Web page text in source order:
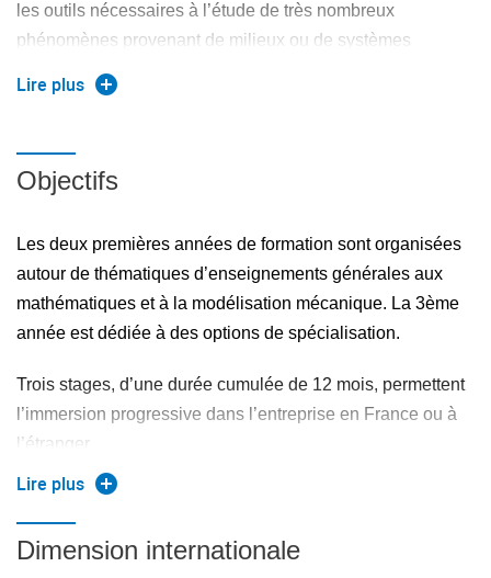
les outils nécessaires à l’étude de très nombreux
phénomènes provenant de milieux ou de systèmes
complexes. Il en maîtrise l’usage car il possède une bonne
compréhension des phénomènes physiques et
En intégrant le département Mathématique et Mécanique,
reconnue et recherchée par les entreprises. Ses
enseignements balaient de larges domaines d'expertise tout
en dispensant en détail des compétences de pointe. Nous
savons aujourd'hui prendre les commandes d'une chaîne de
problèmes physiques à la simulation numérique appliquée à
la mécanique, les ingénieurs MATMECA s'adaptent avec
aisance à n'importe quelle problématique. En évoluant à la
fois en contexte de recherche fondamentale ou en
rigueur et créativité afin d'être capables de relever les défis
scientifiques de demain !
Lire plus
Objectifs
Les deux premières années de formation sont organisées
autour de thématiques d’enseignements générales aux
mathématiques et à la modélisation mécanique. La 3ème
année est dédiée à des options de spécialisation.
Trois stages, d’une durée cumulée de 12 mois, permettent
l’immersion progressive dans l’entreprise en France ou à
l’étranger.
Labels
La formation est accréditée parla Commission des Titres
Lire plus
Dimension internationale